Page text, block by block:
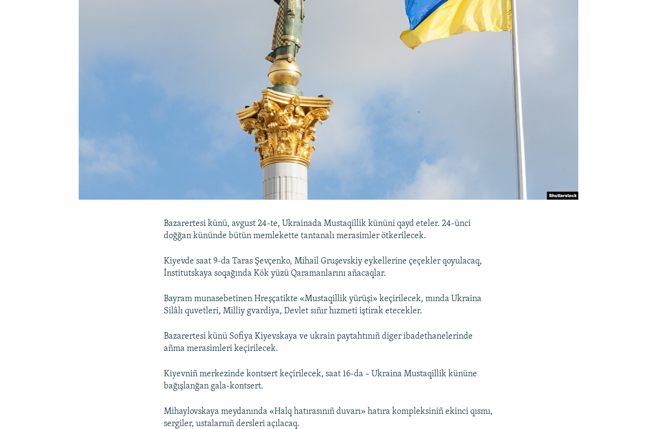
Bazarertesi künü, avgust 24-te, Ukrainada Mustaqillik kününi qayd eteler. 24-ünci
doğğan kününde bütün memlekette tantanalı merasimler ötkerilecek.
Kiyevde saat 9-da Taras Şevçenko, Mihail Gruşevskiy eykellerine çeçekler qoyulacaq,
İnstitutskaya soqağında Kök yüzü Qaramanlarını añacaqlar.
Bayram munasebetinen Hreşçatikte «Mustaqillik yürüşi» keçirilecek, mında Ukraina
Silâlı quvetleri, Milliy gvardiya, Devlet sıñır hızmeti iştirak etecekler.
Bazarertesi künü Sofiya Kiyevskaya ve ukrain paytahtınıñ diger ibadethanelerinde
añma merasimleri keçirilecek.
Kiyevniñ merkezinde kontsert keçirilecek, saat 16-da – Ukraina Mustaqillik kününe
bağışlanğan gala-kontsert.
Mihaylovskaya meydanında «Halq hatırasınıñ duvarı» hatıra kompleksiniñ ekinci qısmı,
sergiler, ustalarnıñ dersleri açılacaq.